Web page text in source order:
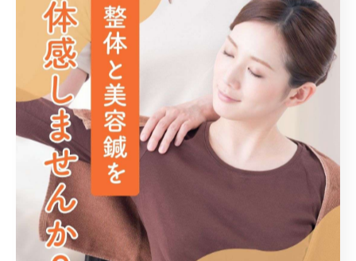
関連タグ
#肩こり
カテゴリー
全てのカテゴリー